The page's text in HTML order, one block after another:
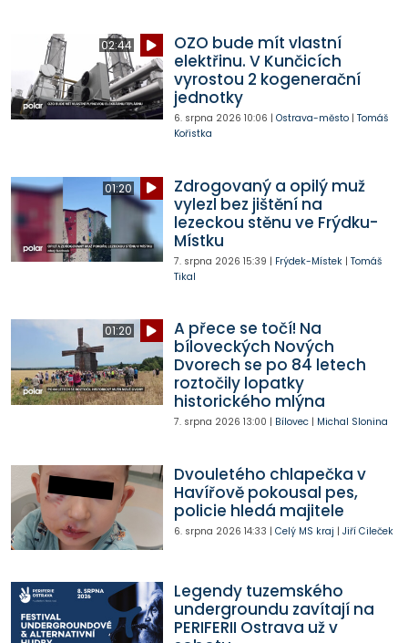
02:44
OZO bude mít vlastní
elektřinu. V Kunčicích
vyrostou 2 kogenerační
jednotky
6. srpna 2026 10:06 | Ostrava-město| Tomáš
Kořistka
01:20
Zdrogovaný a opilý muž
vylezl bez jištění na
lezeckou stěnu ve Frýdku-
Místku
7. srpna 2026 15:39 | Frýdek-Místek| Tomáš
Tikal
01:20
A přece se točí! Na
bíloveckých Nových
Dvorech se po 84 letech
roztočily lopatky
historického mlýna
7. srpna 2026 13:00 | Bílovec| Michal Slonina
Dvouletého chlapečka v
Havířově pokousal pes,
policie hledá majitele
6. srpna 2026 14:33 | Celý MS kraj | Jiří Cileček
Legendy tuzemského
undergroundu zavítají na
PERIFERII Ostrava už v